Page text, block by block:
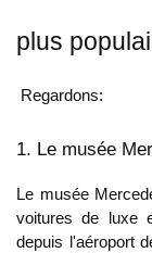
plus
Regardons:
1. Le musée
Le musée
voitures de luxe
depuis l'aéroport